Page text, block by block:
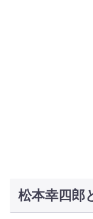
松本幸四郎